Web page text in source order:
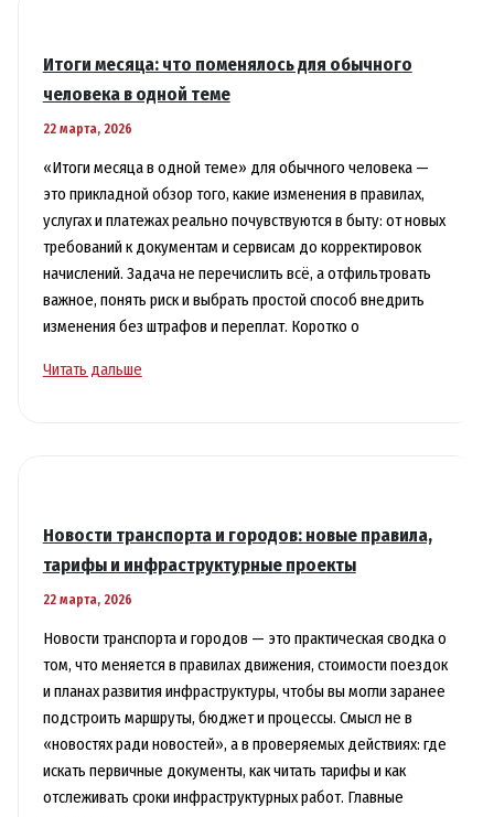
и
что
обращать
внимание
Итоги месяца: что поменялось для обычного
человека в одной теме
22 марта, 2026
«Итоги месяца в одной теме» для обычного человека —
это прикладной обзор того, какие изменения в правилах,
услугах и платежах реально почувствуются в быту: от новых
требований к документам и сервисам до корректировок
начислений. Задача не перечислить всё, а отфильтровать
важное, понять риск и выбрать простой способ внедрить
изменения без штрафов и переплат. Коротко о
Итоги
человека
одной
теме
Читать дальше
Новости транспорта и городов: новые правила,
тарифы и инфраструктурные проекты
22 марта, 2026
Новости транспорта и городов — это практическая сводка о
том, что меняется в правилах движения, стоимости поездок
и планах развития инфраструктуры, чтобы вы могли заранее
подстроить маршруты, бюджет и процессы. Смысл не в
«новостях ради новостей», а в проверяемых действиях: где
искать первичные документы, как читать тарифы и как
отслеживать сроки инфраструктурных работ. Главные